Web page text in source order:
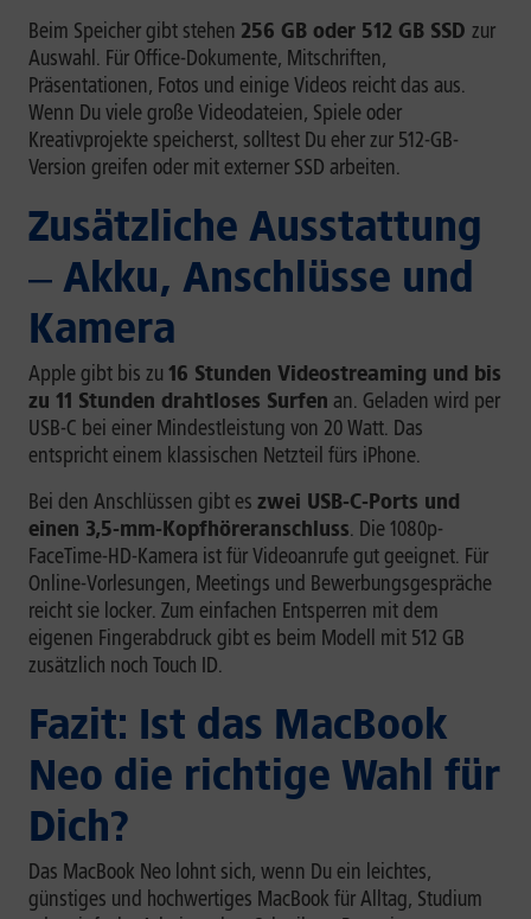
Beim Speicher gibt stehen 256 GB oder 512 GB SSD zur
Auswahl. Für Office-Dokumente, Mitschriften,
Präsentationen, Fotos und einige Videos reicht das aus.
Wenn Du viele große Videodateien, Spiele oder
Kreativprojekte speicherst, solltest Du eher zur 512-GB-
Version greifen oder mit externer SSD arbeiten.
Zusätzliche Ausstattung
‒ Akku, Anschlüsse und
Kamera
Apple gibt bis zu 16 Stunden Videostreaming und bis
zu 11 Stunden drahtloses Surfen an. Geladen wird per
USB-C bei einer Mindestleistung von 20 Watt. Das
entspricht einem klassischen Netzteil fürs iPhone.
Bei den Anschlüssen gibt es zwei USB-C-Ports und
einen 3,5-mm-Kopfhöreranschluss. Die 1080p-
FaceTime-HD-Kamera ist für Videoanrufe gut geeignet. Für
Online-Vorlesungen, Meetings und Bewerbungsgespräche
reicht sie locker. Zum einfachen Entsperren mit dem
eigenen Fingerabdruck gibt es beim Modell mit 512 GB
zusätzlich noch Touch ID.
Fazit: Ist das MacBook
Neo die richtige Wahl für
Dich?
Das MacBook Neo lohnt sich, wenn Du ein leichtes,
günstiges und hochwertiges MacBook für Alltag, Studium